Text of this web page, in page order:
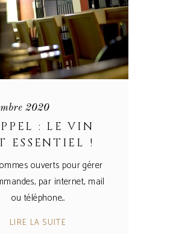
2020
: LE VIN
ESSENTIEL !
ouverts pour gérer
par internet, mail
ou téléphone
LIRE LA SUITE